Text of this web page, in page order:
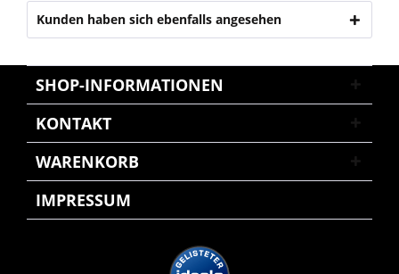
Kunden haben sich ebenfalls angesehen
SHOP-INFORMATIONEN
KONTAKT
WARENKORB
IMPRESSUM